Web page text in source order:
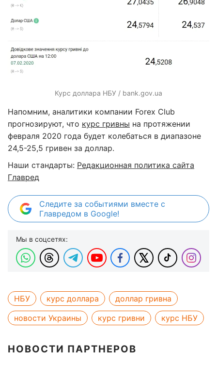
Курс доллара НБУ / bank.gov.ua
Напомним, аналитики компании Forex Club
прогнозируют, что курс гривны на протяжении
февраля 2020 года будет колебаться в диапазоне
24,5-25,5 гривен за доллар.
Наши стандарты: Редакционная политика сайта
Главред
Следите за событиями вместе с
Главредом в Google!
Мы в соцсетях:
НБУ курс доллара
доллар гривна
новости Украины
курс гривни курс НБУ
НОВОСТИ ПАРТНЕРОВ